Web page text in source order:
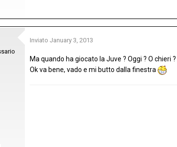
Inviato January 3, 2013
Ma quando ha giocato la Juve ? Oggi ? O chieri ?
Ok va bene, vado e mi butto dalla finestra